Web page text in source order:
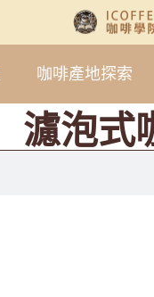
咖啡產地探索
濾泡式